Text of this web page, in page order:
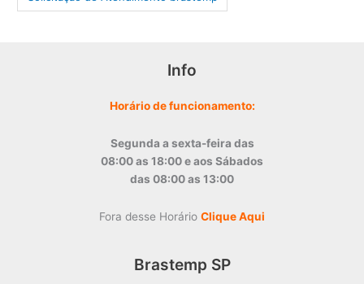
Info
Horário de funcionamento:
Segunda a sexta-feira das
08:00 as 18:00 e aos Sábados
das 08:00 as 13:00
Fora desse Horário Clique Aqui
Brastemp SP